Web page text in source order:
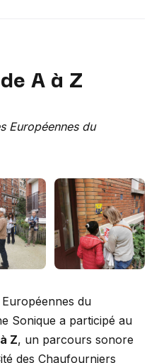
A à Z
Européennes du
du
Sonique a participé au
Z, un parcours sonore
des Chaufourniers